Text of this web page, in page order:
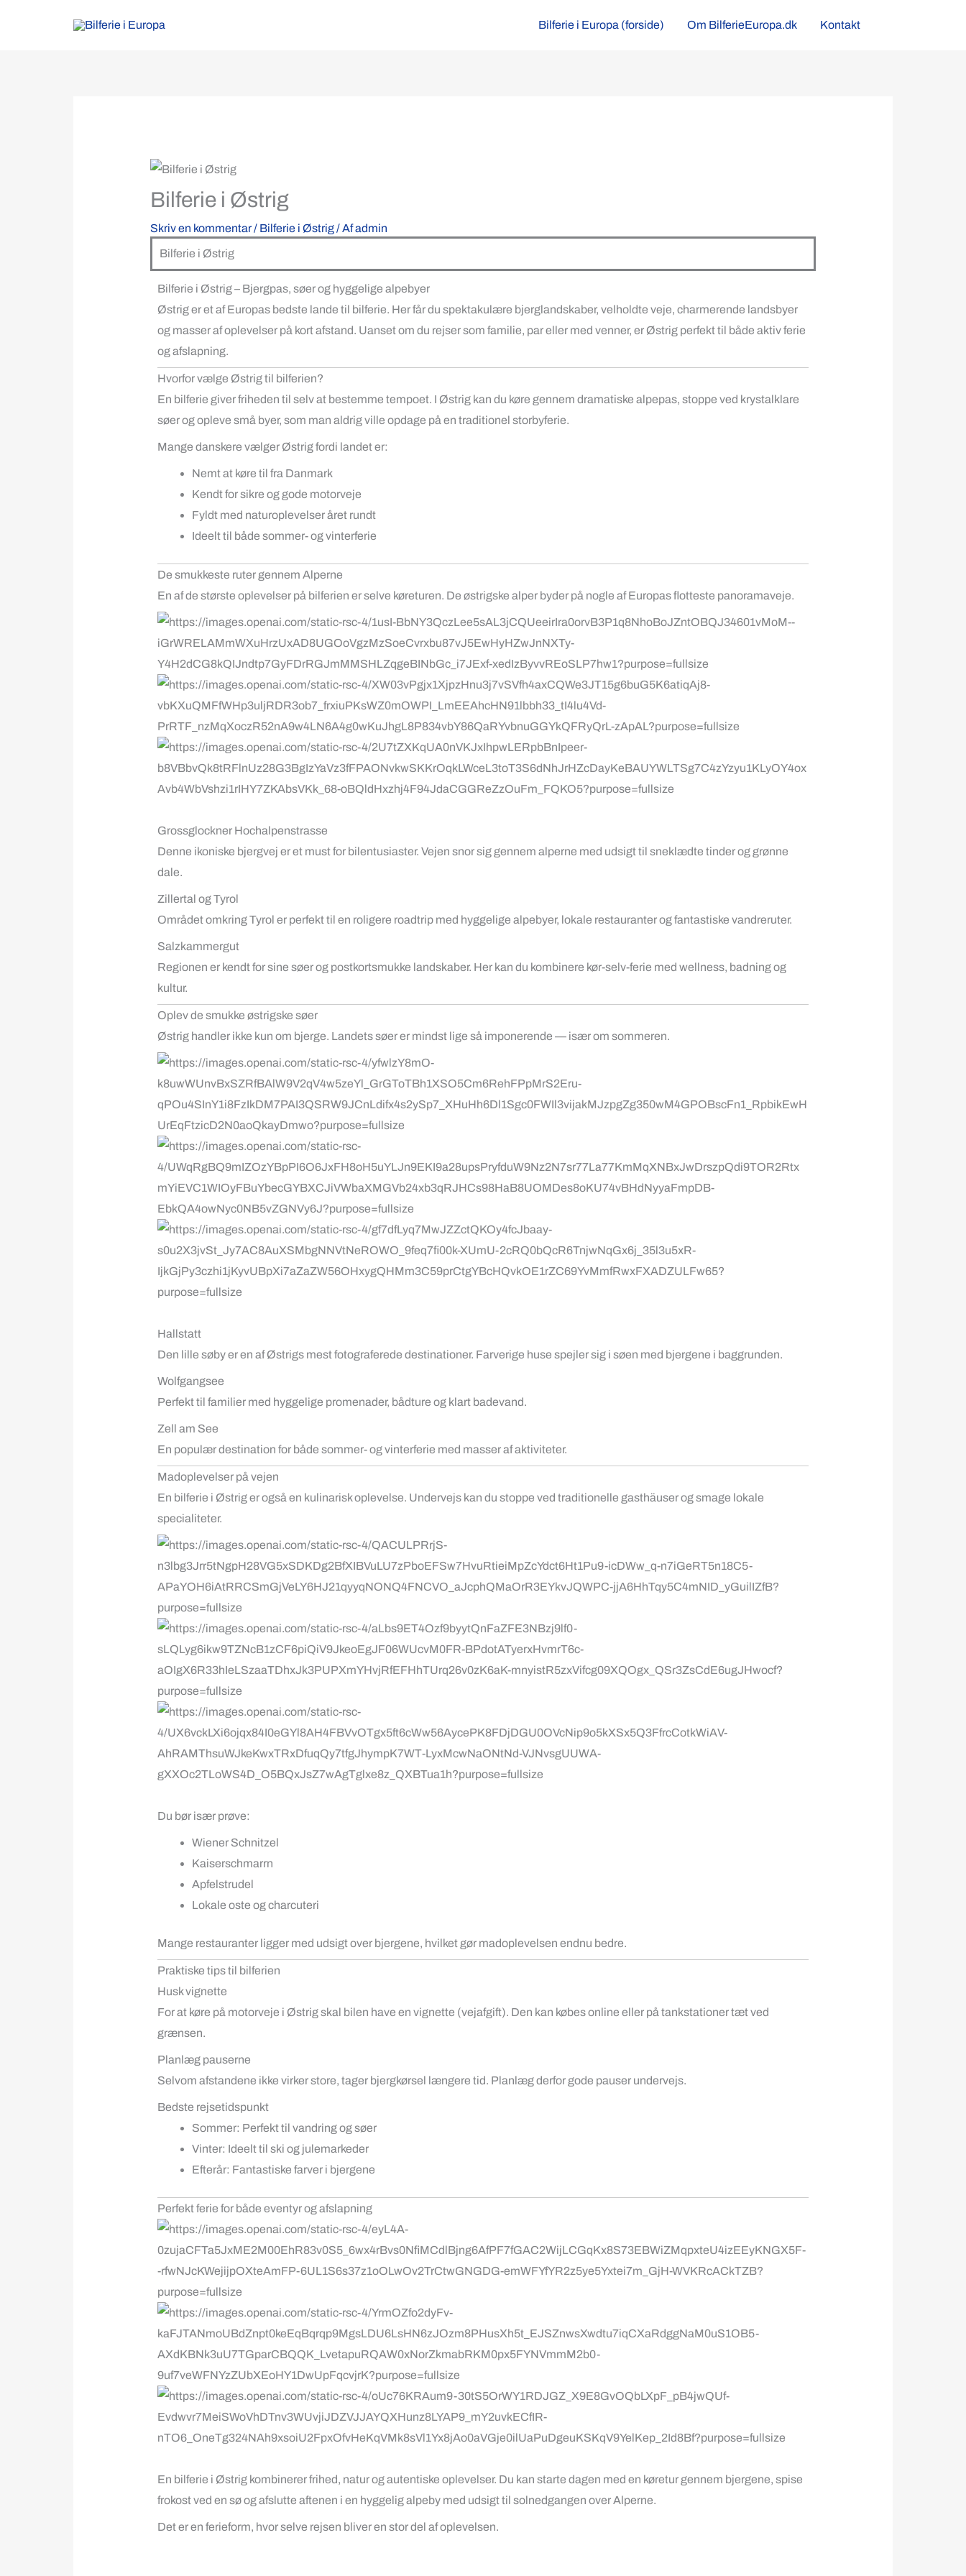
Bilferie i Europa (forside) Om BilferieEuropa.dk Kontakt
Bilferie i Østrig
Skriv en kommentar/ Bilferie i Østrig/ Afadmin
Bilferie i Østrig
Bilferie i Østrig – Bjergpas, søer og hyggelige alpebyer
Østrig er et af Europas bedste lande til bilferie. Her får du spektakulære bjerglandskaber, velholdte veje, charmerende landsbyer
og masser af oplevelser på kort afstand. Uanset om du rejser som familie, par eller med venner, er Østrig perfekt til både aktiv ferie
og afslapning.
Hvorfor vælge Østrig til bilferien?
En bilferie giver friheden til selv at bestemme tempoet. I Østrig kan du køre gennem dramatiske alpepas, stoppe ved krystalklare
søer og opleve små byer, som man aldrig ville opdage på en traditionel storbyferie.
Mange danskere vælger Østrig fordi landet er:
Nemt at køre til fra Danmark
Kendt for sikre og gode motorveje
Fyldt med naturoplevelser året rundt
Ideelt til både sommer- og vinterferie
De smukkeste ruter gennem Alperne
En af de største oplevelser på bilferien er selve køreturen. De østrigske alper byder på nogle af Europas flotteste panoramaveje.
Grossglockner Hochalpenstrasse
Denne ikoniske bjergvej er et must for bilentusiaster. Vejen snor sig gennem alperne med udsigt til sneklædte tinder og grønne
dale.
Zillertal og Tyrol
Området omkring Tyrol er perfekt til en roligere roadtrip med hyggelige alpebyer, lokale restauranter og fantastiske vandreruter.
Salzkammergut
Regionen er kendt for sine søer og postkortsmukke landskaber. Her kan du kombinere kør-selv-ferie med wellness, badning og
kultur.
Oplev de smukke østrigske søer
Østrig handler ikke kun om bjerge. Landets søer er mindst lige så imponerende — især om sommeren.
Hallstatt
Den lille søby er en af Østrigs mest fotograferede destinationer. Farverige huse spejler sig i søen med bjergene i baggrunden.
Wolfgangsee
Perfekt til familier med hyggelige promenader, bådture og klart badevand.
Zell am See
En populær destination for både sommer- og vinterferie med masser af aktiviteter.
Madoplevelser på vejen
En bilferie i Østrig er også en kulinarisk oplevelse. Undervejs kan du stoppe ved traditionelle gasthäuser og smage lokale
specialiteter.
Du bør især prøve:
Wiener Schnitzel
Kaiserschmarrn
Apfelstrudel
Lokale oste og charcuteri
Mange restauranter ligger med udsigt over bjergene, hvilket gør madoplevelsen endnu bedre.
Praktiske tips til bilferien
Husk vignette
For at køre på motorveje i Østrig skal bilen have en vignette (vejafgift). Den kan købes online eller på tankstationer tæt ved
grænsen.
Planlæg pauserne
Selvom afstandene ikke virker store, tager bjergkørsel længere tid. Planlæg derfor gode pauser undervejs.
Bedste rejsetidspunkt
Sommer: Perfekt til vandring og søer
Vinter: Ideelt til ski og julemarkeder
Efterår: Fantastiske farver i bjergene
Perfekt ferie for både eventyr og afslapning
En bilferie i Østrig kombinerer frihed, natur og autentiske oplevelser. Du kan starte dagen med en køretur gennem bjergene, spise
frokost ved en sø og afslutte aftenen i en hyggelig alpeby med udsigt til solnedgangen over Alperne.
Det er en ferieform, hvor selve rejsen bliver en stor del af oplevelsen.